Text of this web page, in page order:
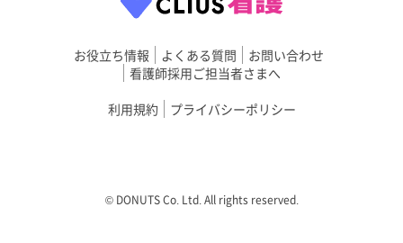
お役立ち情報 よくある質問
お問い合わせ
看護師採用ご担当者さまへ
利用規約
プライバシーポリシー
©︎ DONUTS Co. Ltd. All rights reserved.